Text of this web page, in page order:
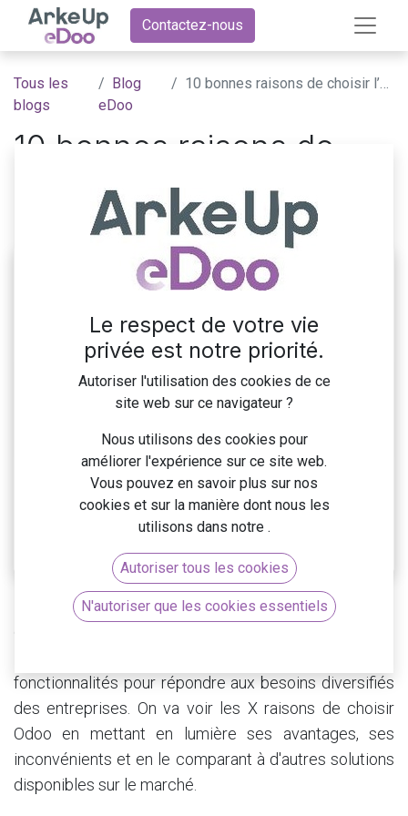
Contactez-nous
Tous les
blogs
Blog
eDoo
10 bonnes raisons de choisir l’ERP Odoo
10 bonnes raisons de
choisir l’ERP Odoo
2 juillet 2024 par ArkeUp eDoo
se présente comme unesolution tout-en-un
fonctionnalités pour répondre aux besoins diversifiés
des entreprises. On va voir les X raisons de choisir
Odoo en mettant en lumière ses avantages, ses
inconvénients et en le comparant à d'autres solutions
disponibles sur le marché.
Le respect de votre vie
privée est notre priorité.
Autoriser l'utilisation des cookies de ce
site web sur ce navigateur ?
Nous utilisons des cookies pour
améliorer l'expérience sur ce site web.
Vous pouvez en savoir plus sur nos
cookies et sur la manière dont nous les
utilisons dans notre .
Autoriser tous les cookies
N'autoriser que les cookies essentiels